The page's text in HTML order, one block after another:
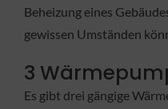
Beheizung eines
gewissen Umständen
3
Es gibt drei gängige